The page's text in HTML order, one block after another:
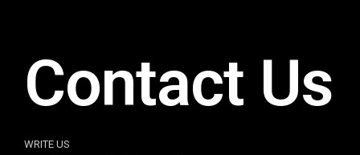
Contact Us
WRITE US